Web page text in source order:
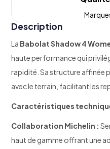
Description
La Babolat Shadow 4
haute performance qui
rapidité. Sa structure affinée
avec le terrain, facilitant les
Caractéristiques
Collaboration Michelin :
haut de gamme offrant une